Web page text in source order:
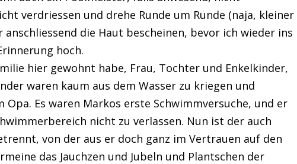
verdriessen und drehe Runde um Runde (naja, kleiner
anschliessend die Haut bescheinen, bevor ich wieder ins
hoch.
hier gewohnt habe, Frau, Tochter und Enkelkinder,
waren kaum aus dem Wasser zu kriegen und
Es waren Markos erste Schwimmversuche, und er
nicht zu verlassen. Nun ist der auch
von der aus er doch ganz im Vertrauen auf den
das Jauchzen und Jubeln und Plantschen der